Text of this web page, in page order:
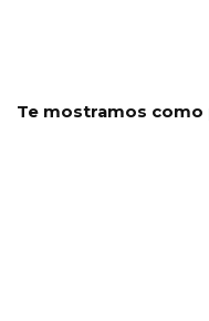
Te mostramos como